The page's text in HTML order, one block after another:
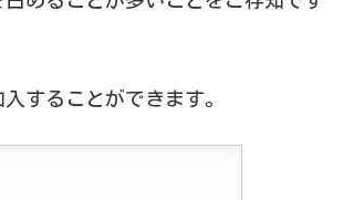
することができます。